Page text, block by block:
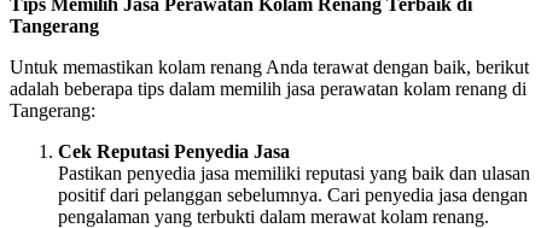
Tips Memilih Jasa Perawatan Kolam Renang Terbaik di
Tangerang
Untuk memastikan kolam renang Anda terawat dengan baik, berikut
adalah beberapa tips dalam memilih jasa perawatan kolam renang di
Tangerang:
Cek Reputasi Penyedia Jasa
Pastikan penyedia jasa memiliki reputasi yang baik dan ulasan
positif dari pelanggan sebelumnya. Cari penyedia jasa dengan
pengalaman yang terbukti dalam merawat kolam renang.